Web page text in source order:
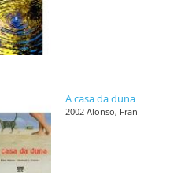
A casa da duna
2002 Alonso, Fran